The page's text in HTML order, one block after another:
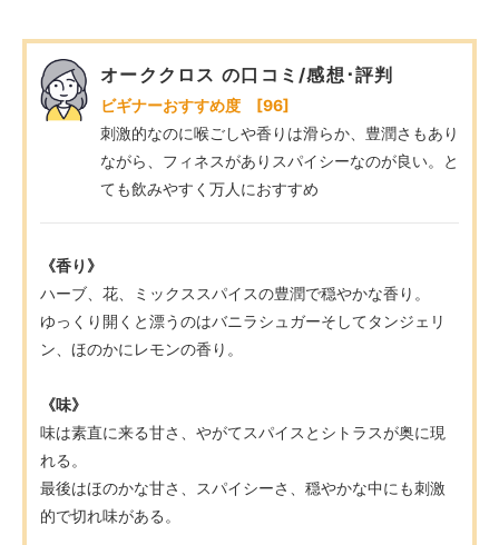
オーククロス の口コミ/感想･評判
ビギナーおすすめ度 [96]
刺激的なのに喉ごしや香りは滑らか、豊潤さもあり
ながら、フィネスがありスパイシーなのが良い。と
ても飲みやすく万人におすすめ
《香り》
ハーブ、花、ミックススパイスの豊潤で穏やかな香り。
ゆっくり開くと漂うのはバニラシュガーそしてタンジェリ
ン、ほのかにレモンの香り。
《味》
味は素直に来る甘さ、やがてスパイスとシトラスが奥に現
れる。
最後はほのかな甘さ、スパイシーさ、穏やかな中にも刺激
的で切れ味がある。